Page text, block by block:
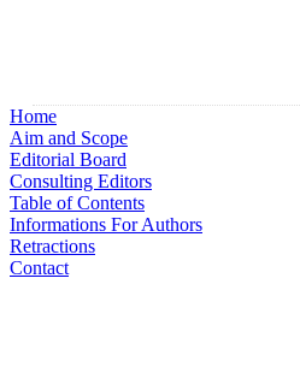
Home
Aim and Scope
Editorial Board
Consulting Editors
Table of Contents
Informations For Authors
Retractions
Contact